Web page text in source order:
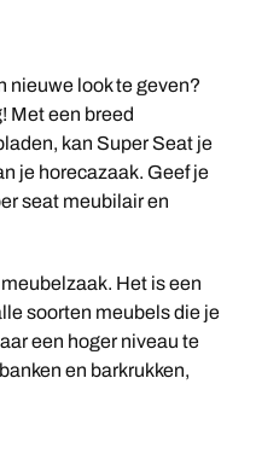
nieuwe look te geven?
Met een breed
kan Super Seat je
je horecazaak. Geef je
seat meubilair en
Het is een
soorten meubels die je
een hoger niveau te
en barkrukken,